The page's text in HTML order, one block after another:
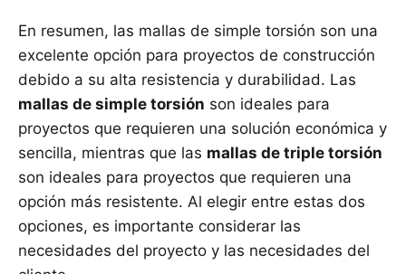
En resumen, las mallas de simple torsión son una
excelente opción para proyectos de construcción
debido a su alta resistencia y durabilidad. Las
mallas de simple torsión son ideales para
proyectos que requieren una solución económica y
sencilla, mientras que las mallas de triple torsión
son ideales para proyectos que requieren una
opción más resistente. Al elegir entre estas dos
opciones, es importante considerar las
necesidades del proyecto y las necesidades del